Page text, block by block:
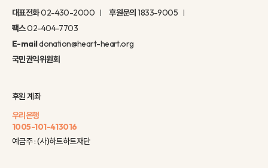
대표전화02-430-2000 후원문의1833-9005
팩스02-404-7703
E-maildonation@heart-heart.org
국민권익위원회
후원 계좌
우리은행
1005-101-413016
예금주 : (사)하트하트재단